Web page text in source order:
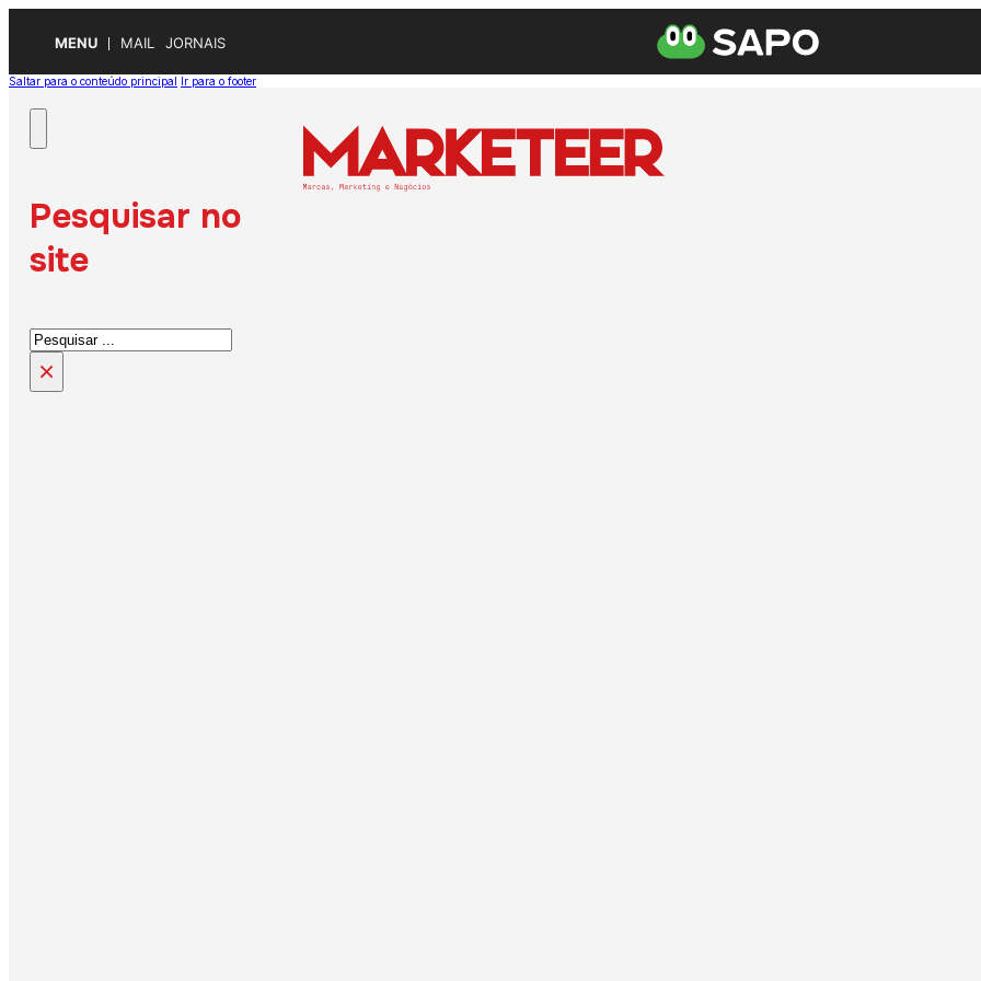
MENU MAIL JORNAIS
Saltar para o conteúdo principal Ir para o footer
Pesquisar no
site
Pesquisar
×